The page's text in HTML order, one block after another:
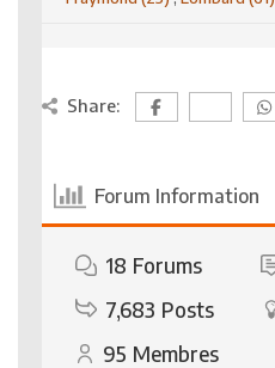
Share:
Forum Information
18 Forums
7,683 Posts
95 Membres